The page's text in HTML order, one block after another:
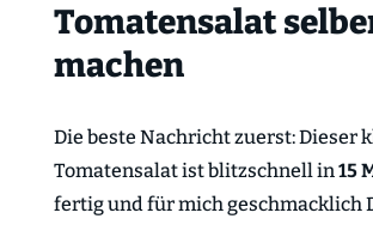
Tomatensalat
machen
Die beste Nachricht zuerst: Dieser
Tomatensalat ist blitzschnell in 15
fertig und für mich geschmacklich